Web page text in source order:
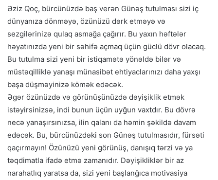
Əziz Qoç, bürcünüzdə baş verən Günəş tutulması sizi iç
dünyanıza dönməyə, özünüzü dərk etməyə və
sezgilərinizə qulaq asmağa çağırır. Bu yaxın həftələr
həyatınızda yeni bir səhifə açmaq üçün güclü dövr olacaq.
Bu tutulma sizi yeni bir istiqamətə yönəldə bilər və
müstəqilliklə yanaşı münasibət ehtiyaclarınızı daha yaxşı
başa düşməyinizə kömək edəcək.
Əgər özünüzdə və görünüşünüzdə dəyişiklik etmək
istəyirsinizsə, indi bunun üçün uyğun vaxtdır. Bu dövrə
necə yanaşırsınızsa, ilin qalanı da həmin şəkildə davam
edəcək. Bu, bürcünüzdəki son Günəş tutulmasıdır, fürsəti
qaçırmayın! Özünüzü yeni görünüş, danışıq tərzi və ya
təqdimatla ifadə etmə zamanıdır. Dəyişikliklər bir az
narahatlıq yaratsa da, sizi yeni başlanğıca motivasiya